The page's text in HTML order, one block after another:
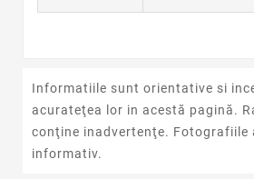
Informatiile sunt orientative si
acurateţea lor in acestă pagină.
conţine inadvertenţe. Fotografiile
informativ.